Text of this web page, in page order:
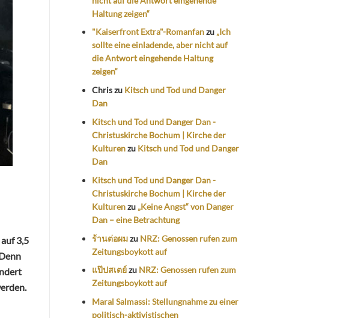
3,5
Haltung zeigen“
"Kaiserfront Extra"-Romanfanzu „Ich
sollte eine einladende, aber nicht auf
die Antwort eingehende Haltung
zeigen“
Chriszu Kitsch und Tod und Danger
Dan
Kitsch und Tod und Danger Dan -
Christuskirche Bochum | Kirche der
Kulturenzu Kitsch und Tod und Danger
Dan
Kitsch und Tod und Danger Dan -
Christuskirche Bochum | Kirche der
Kulturenzu „Keine Angst“ von Danger
Dan – eine Betrachtung
ร้านต่อผมzu NRZ: Genossen rufen zum
Zeitungsboykott auf
แป๊ปสเตย์zu NRZ: Genossen rufen zum
Zeitungsboykott auf
Maral Salmassi: Stellungnahme zu einer
politisch-aktivistischen